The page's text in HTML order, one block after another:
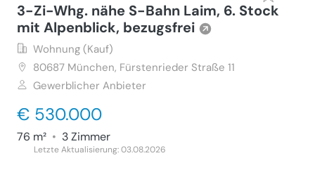
3-Zi-Whg. nähe S-Bahn Laim, 6. Stock
mit Alpenblick, bezugsfrei
Wohnung (Kauf)
80687 München, Fürstenrieder Straße 11
Gewerblicher Anbieter
€ 530.000
76 m² • 3 Zimmer
Letzte Aktualisierung: 03.08.2026